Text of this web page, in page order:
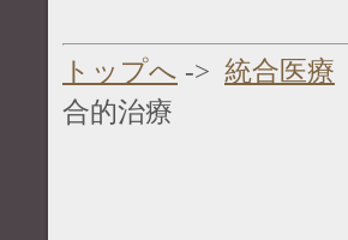
トップへ -> 統合医療
合的治療